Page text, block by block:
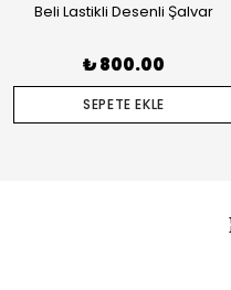
Beli Lastikli Desenli Şalvar
₺ 800.00
SEPETE EKLE